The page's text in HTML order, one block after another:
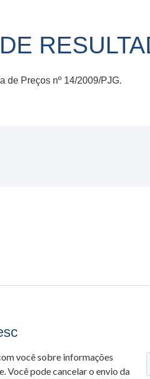
de Preços nº 14/2009/PJG.
você sobre informações
Você pode cancelar o envio da